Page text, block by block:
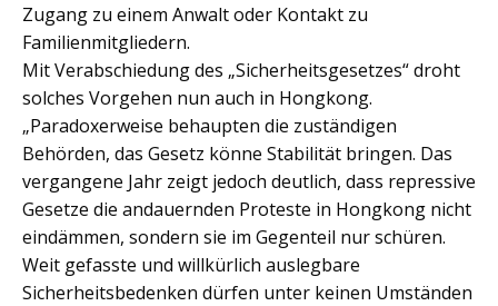
Zugang zu einem Anwalt oder Kontakt zu
Familienmitgliedern.
Mit Verabschiedung des „Sicherheitsgesetzes“ droht
solches Vorgehen nun auch in Hongkong.
„Paradoxerweise behaupten die zuständigen
Behörden, das Gesetz könne Stabilität bringen. Das
vergangene Jahr zeigt jedoch deutlich, dass repressive
Gesetze die andauernden Proteste in Hongkong nicht
eindämmen, sondern sie im Gegenteil nur schüren.
Weit gefasste und willkürlich auslegbare
Sicherheitsbedenken dürfen unter keinen Umständen